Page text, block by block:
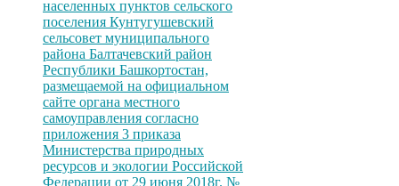
населенных пунктов сельского
поселения Кунтугушевский
сельсовет муниципального
района Балтачевский район
Республики Башкортостан,
размещаемой на официальном
сайте органа местного
самоуправления согласно
приложения 3 приказа
Министерства природных
ресурсов и экологии Российской
Федерации от 29 июня 2018г. №